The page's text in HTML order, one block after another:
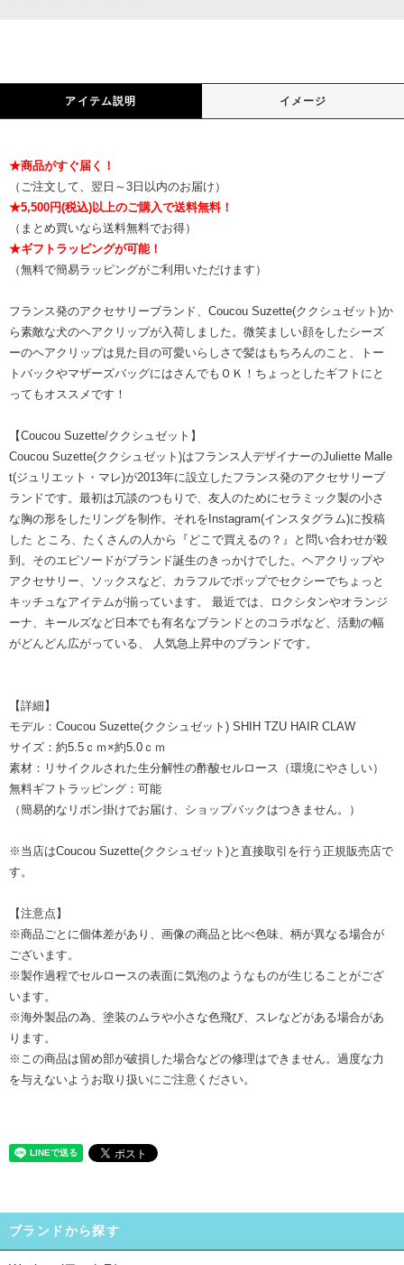
アイテム説明 イメージ
★商品がすぐ届く！
（ご注文して、翌日～3日以内のお届け）
★5,500円(税込)以上のご購入で送料無料！
（まとめ買いなら送料無料でお得）
★ギフトラッピングが可能！
（無料で簡易ラッピングがご利用いただけます）
フランス発のアクセサリーブランド、Coucou Suzette(ククシュゼット)か
ら素敵な犬のヘアクリップが入荷しました。微笑ましい顔をしたシーズ
ーのヘアクリップは見た目の可愛いらしさで髪はもちろんのこと、トー
トバックやマザーズバッグにはさんでもＯＫ！ちょっとしたギフトにと
ってもオススメです！
【Coucou Suzette/ククシュゼット】
Coucou Suzette(ククシュゼット)はフランス人デザイナーのJuliette Malle
t(ジュリエット・マレ)が2013年に設立したフランス発のアクセサリーブ
ランドです。最初は冗談のつもりで、友人のためにセラミック製の小さ
な胸の形をしたリングを制作。それをInstagram(インスタグラム)に投稿
した ところ、たくさんの人から『どこで買えるの？』と問い合わせが殺
到。そのエピソードがブランド誕生のきっかけでした。ヘアクリップや
アクセサリー、ソックスなど、カラフルでポップでセクシーでちょっと
キッチュなアイテムが揃っています。 最近では、ロクシタンやオランジ
ーナ、キールズなど日本でも有名なブランドとのコラボなど、活動の幅
がどんどん広がっている、 人気急上昇中のブランドです。
【詳細】
モデル：Coucou Suzette(ククシュゼット) SHIH TZU HAIR CLAW
サイズ：約5.5ｃｍ×約5.0ｃｍ
素材：リサイクルされた生分解性の酢酸セルロース（環境にやさしい）
無料ギフトラッピング：可能
（簡易的なリボン掛けでお届け、ショップバックはつきません。）
※当店はCoucou Suzette(ククシュゼット)と直接取引を行う正規販売店で
す。
【注意点】
※商品ごとに個体差があり、画像の商品と比べ色味、柄が異なる場合が
ございます。
※製作過程でセルロースの表面に気泡のようなものが生じることがござ
います。
※海外製品の為、塗装のムラや小さな色飛び、スレなどがある場合があ
ります。
※この商品は留め部が破損した場合などの修理はできません。過度な力
を与えないようお取り扱いにご注意ください。
ブランドから探す